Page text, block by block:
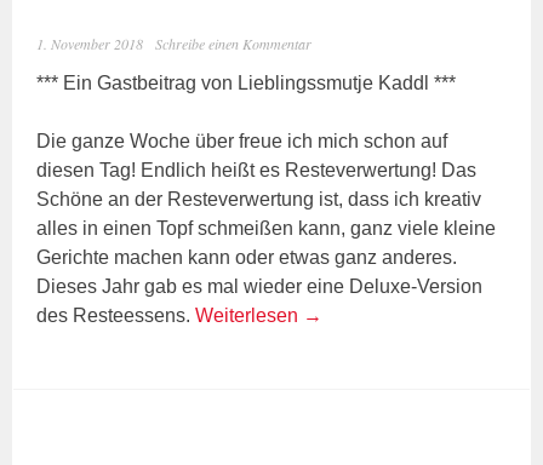
1. November 2018 Schreibe einen Kommentar
*** Ein Gastbeitrag von Lieblingssmutje Kaddl ***
Die ganze Woche über freue ich mich schon auf
diesen Tag! Endlich heißt es Resteverwertung! Das
Schöne an der Resteverwertung ist, dass ich kreativ
alles in einen Topf schmeißen kann, ganz viele kleine
Gerichte machen kann oder etwas ganz anderes.
Dieses Jahr gab es mal wieder eine Deluxe-Version
des Resteessens.Weiterlesen →